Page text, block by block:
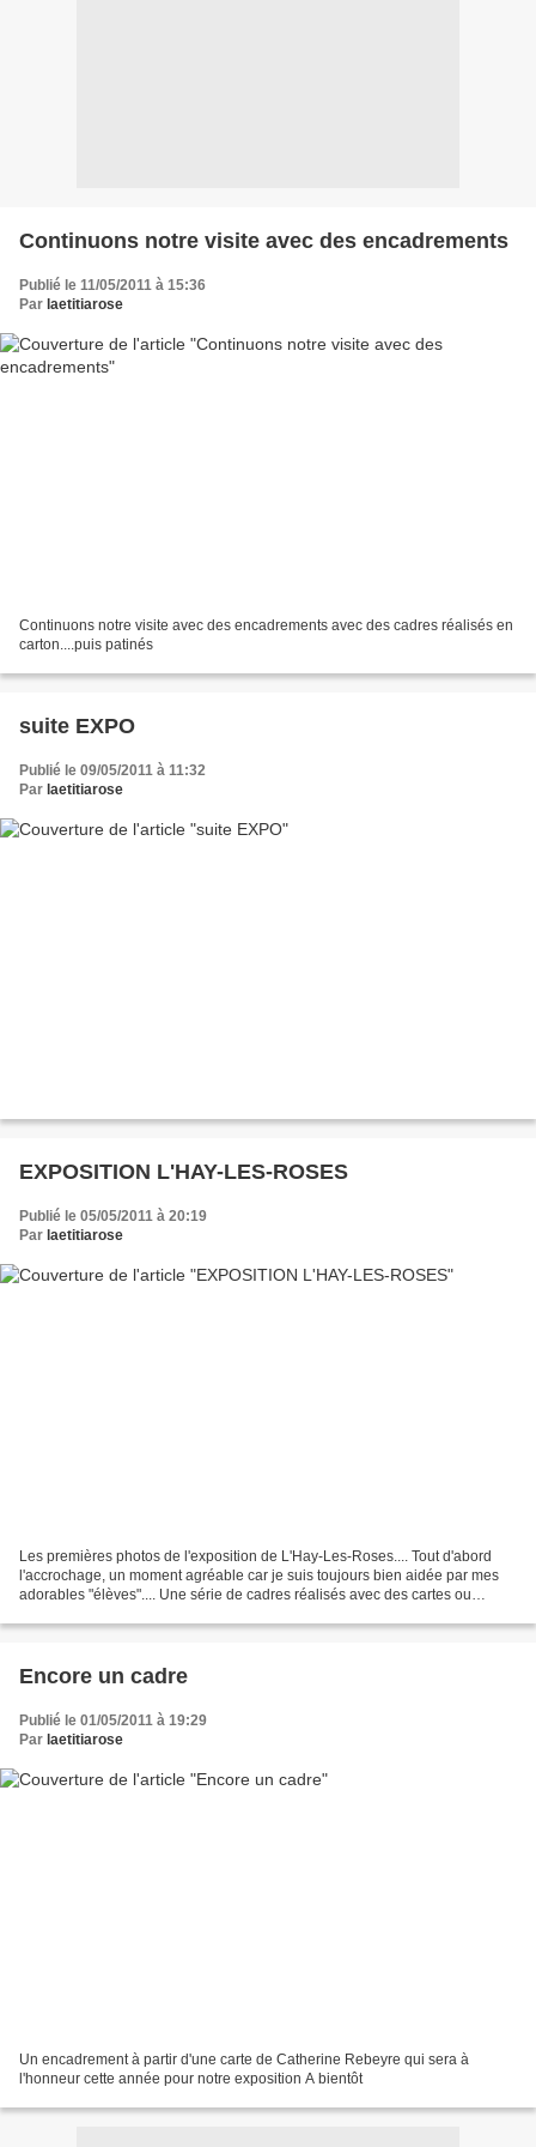
Continuons notre visite avec des encadrements
Publié le 11/05/2011 à 15:36
Par laetitiarose
Continuons notre visite avec des encadrements avec des cadres réalisés en
carton....puis patinés
suite EXPO
Publié le 09/05/2011 à 11:32
Par laetitiarose
EXPOSITION L'HAY-LES-ROSES
Publié le 05/05/2011 à 20:19
Par laetitiarose
Les premières photos de l'exposition de L'Hay-Les-Roses.... Tout d'abord
l'accrochage, un moment agréable car je suis toujours bien aidée par mes
adorables "élèves".... Une série de cadres réalisés avec des cartes ou
Encore un cadre
Publié le 01/05/2011 à 19:29
Par laetitiarose
Un encadrement à partir d'une carte de Catherine Rebeyre qui sera à
l'honneur cette année pour notre exposition A bientôt